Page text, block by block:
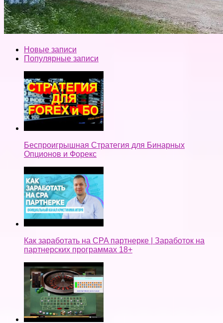
Новые записи
Популярные записи
Беспроигрышная Стратегия для Бинарных
Опционов и Форекс
Как заработать на CPA партнерке | Заработок на
партнерских программах 18+